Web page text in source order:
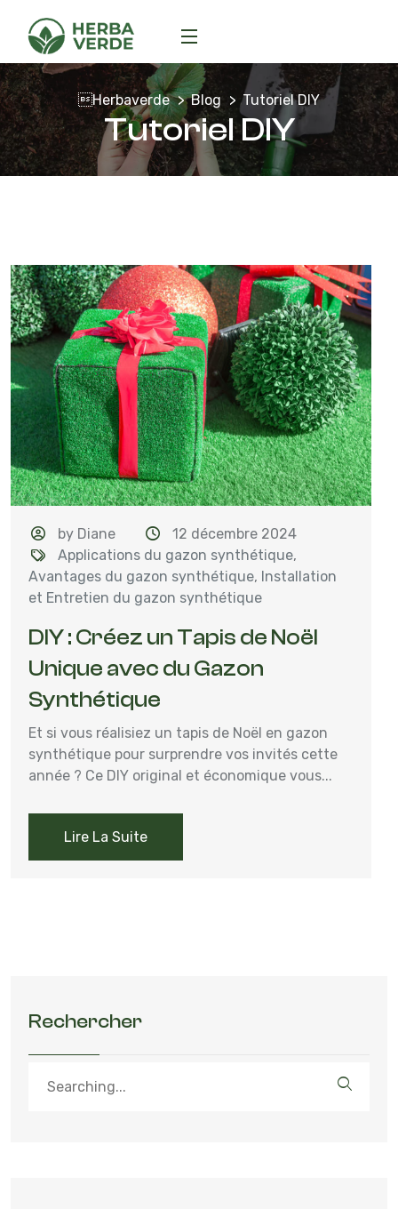
Herbaverde Blog Tutoriel DIY
Tutoriel DIY
by Diane
12 décembre 2024
Applications du gazon synthétique,
Avantages du gazon synthétique, Installation
et Entretien du gazon synthétique
DIY : Créez un Tapis de Noël
Unique avec du Gazon
Synthétique
Et si vous réalisiez un tapis de Noël en gazon
synthétique pour surprendre vos invités cette
année ? Ce DIY original et économique vous...
Lire La Suite
Rechercher